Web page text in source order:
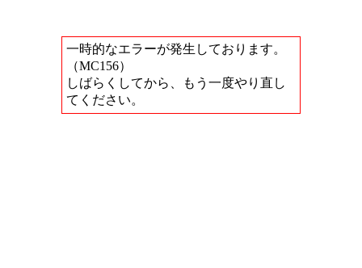
一時的なエラーが発生しております。
（MC156）
しばらくしてから、もう一度やり直し
てください。